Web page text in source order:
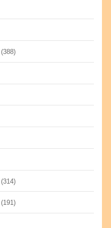
(388)
(314)
(191)